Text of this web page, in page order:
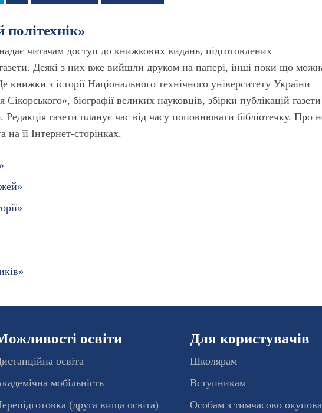
політехнік»
читачам доступ до книжкових видань, підготовлених
Деякі з них вже вийшли друком на папері, інші поки що
з історії Національного технічного університету України
біографії великих науковців, збірки публікацій газети
Редакція газети планує час від часу поповнювати бібліотечку. Про
її Інтернет-сторінках.
освіти
освіта
мобільність
(друга вища освіта)
Для користувачів
Школярам
Вступникам
Особам з тимчасово